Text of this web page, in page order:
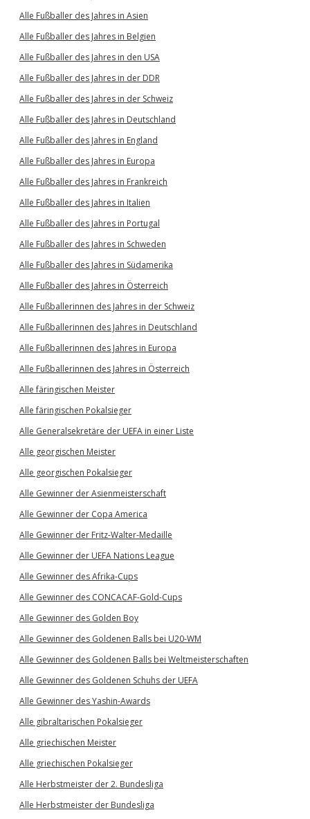
Alle Fußballer des Jahres in Asien
Alle Fußballer des Jahres in Belgien
Alle Fußballer des Jahres in den USA
Alle Fußballer des Jahres in der DDR
Alle Fußballer des Jahres in der Schweiz
Alle Fußballer des Jahres in Deutschland
Alle Fußballer des Jahres in England
Alle Fußballer des Jahres in Europa
Alle Fußballer des Jahres in Frankreich
Alle Fußballer des Jahres in Italien
Alle Fußballer des Jahres in Portugal
Alle Fußballer des Jahres in Schweden
Alle Fußballer des Jahres in Südamerika
Alle Fußballer des Jahres in Österreich
Alle Fußballerinnen des Jahres in der Schweiz
Alle Fußballerinnen des Jahres in Deutschland
Alle Fußballerinnen des Jahres in Europa
Alle Fußballerinnen des Jahres in Österreich
Alle färingischen Meister
Alle färingischen Pokalsieger
Alle Generalsekretäre der UEFA in einer Liste
Alle georgischen Meister
Alle georgischen Pokalsieger
Alle Gewinner der Asienmeisterschaft
Alle Gewinner der Copa America
Alle Gewinner der Fritz-Walter-Medaille
Alle Gewinner der UEFA Nations League
Alle Gewinner des Afrika-Cups
Alle Gewinner des CONCACAF-Gold-Cups
Alle Gewinner des Golden Boy
Alle Gewinner des Goldenen Balls bei U20-WM
Alle Gewinner des Goldenen Balls bei Weltmeisterschaften
Alle Gewinner des Goldenen Schuhs der UEFA
Alle Gewinner des Yashin-Awards
Alle gibraltarischen Pokalsieger
Alle griechischen Meister
Alle griechischen Pokalsieger
Alle Herbstmeister der 2. Bundesliga
Alle Herbstmeister der Bundesliga